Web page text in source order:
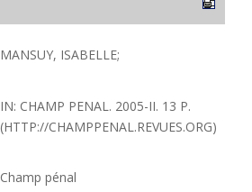
MANSUY, ISABELLE;
IN: CHAMP PENAL. 2005-II. 13 P.
(HTTP://CHAMPPENAL.REVUES.ORG)
Champ pénal